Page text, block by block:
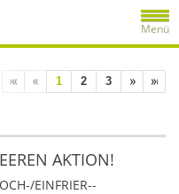
Menü
1 2 3
AKTION!
EINFRIER--